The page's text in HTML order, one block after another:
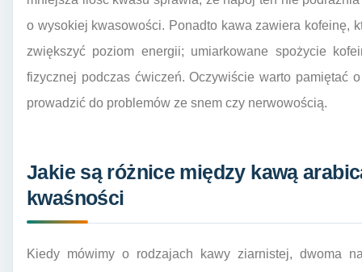
o wysokiej kwasowości. Ponadto kawa zawiera kofeinę,
zwiększyć poziom energii; umiarkowane spożycie
fizycznej podczas ćwiczeń. Oczywiście warto pamiętać
prowadzić do problemów ze snem czy nerwowością.
Jakie są różnice między kawą
kwaśności
Kiedy mówimy o rodzajach kawy ziarnistej, dwoma